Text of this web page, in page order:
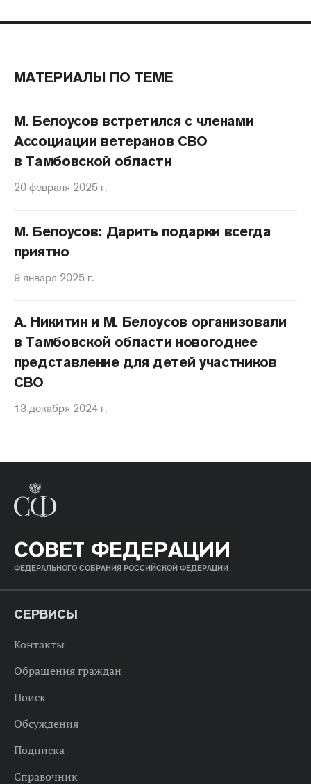
МАТЕРИАЛЫ ПО ТЕМЕ
М. Белоусов встретился с членами
Ассоциации ветеранов СВО
в Тамбовской области
20 февраля 2025 г.
М. Белоусов: Дарить подарки всегда
приятно
9 января 2025 г.
А. Никитин и М. Белоусов организовали
в Тамбовской области новогоднее
представление для детей участников
СВО
13 декабря 2024 г.
СОВЕТ ФЕДЕРАЦИИ
ФЕДЕРАЛЬНОГО СОБРАНИЯ РОССИЙСКОЙ ФЕДЕРАЦИИ
СЕРВИСЫ
Контакты
Обращения граждан
Поиск
Обсуждения
Подписка
Справочник